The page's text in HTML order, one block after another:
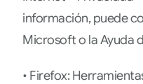
información, puede
Microsoft o la Ayuda
• Firefox: